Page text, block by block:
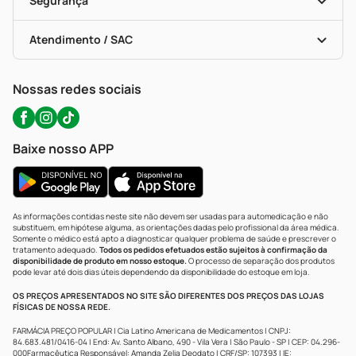
Troca E Devolução
Bulas De A A Z
Políticas De Marketplace
Testes Rápidos
Autoteste Covid-19
Certificado De Segurança
Portal Da Privacidade
Atendimento / SAC
WhatsApp (47) 9202-1687
Nossas redes sociais
Baixe nosso APP
As informações contidas neste site não devem ser usadas para automedicação e não
substituem, em hipótese alguma, as orientações dadas pelo profissional da área médica.
Somente o médico está apto a diagnosticar qualquer problema de saúde e prescrever o
tratamento adequado. Todos os pedidos efetuados estão sujeitos à confirmação da
disponibilidade de produto em nosso estoque.O processo de separação dos produtos
pode levar até dois dias úteis dependendo da disponibilidade do estoque em loja.
OS PREÇOS APRESENTADOS NO SITE SÃO DIFERENTES DOS PREÇOS DAS LOJAS
FÍSICAS DE NOSSA REDE.
FARMÁCIA PREÇO POPULAR | Cia Latino Americana de Medicamentos | CNPJ:
84.683.481/0416-04 | End: Av. Santo Albano, 490 - Vila Vera | São Paulo - SP | CEP: 04.296-
000Farmacêutica Responsável: Amanda Zelia Deodato | CRF/SP: 107393 | IE: